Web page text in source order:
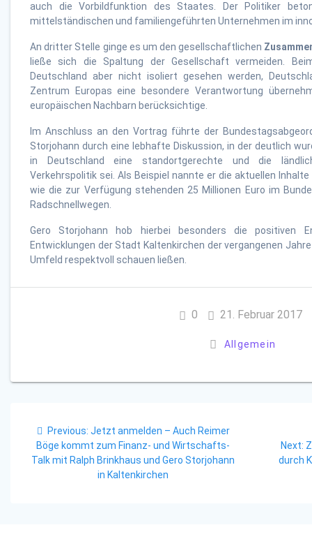
auch die Vorbildfunktion des Staates. Der Politiker
mittelständischen und familiengeführten Unternehmen im
An dritter Stelle ginge es um den gesellschaftlichen
ließe sich die Spaltung der Gesellschaft vermeiden.
Deutschland aber nicht isoliert gesehen werden,
Zentrum Europas eine besondere Verantwortung
europäischen Nachbarn berücksichtige.
Im Anschluss an den Vortrag führte der
Storjohann durch eine lebhafte Diskussion, in der deutlich
in Deutschland eine standortgerechte und die
Verkehrspolitik sei. Als Beispiel nannte er die aktuellen
wie die zur Verfügung stehenden 25 Millionen Euro im
Radschnellwegen.
Gero Storjohann hob hierbei besonders die positiven
Entwicklungen der Stadt Kaltenkirchen der vergangenen
Umfeld respektvoll schauen ließen.
0 21. Februar 2017
Allgemein
Previous: Previous
post:
Jetzt anmelden – Auch Reimer
Böge kommt zum Finanz- und Wirtschafts-
Talk mit Ralph Brinkhaus und Gero Storjohann
in Kaltenkirchen
Next:
durch